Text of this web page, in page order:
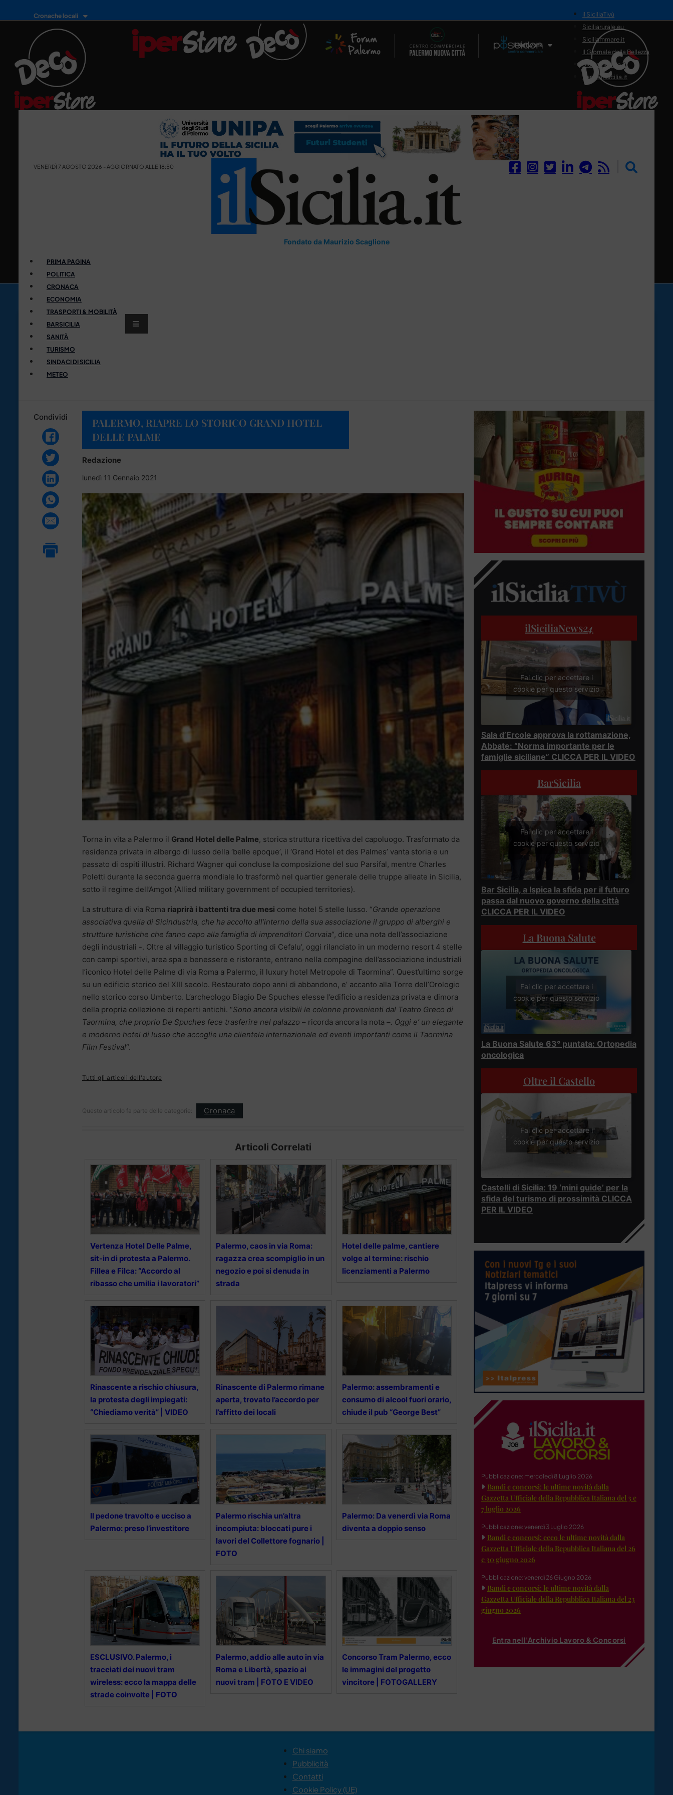
Cronache locali
Il Network
il SiciliaTivù
Siciliarurale.eu
Siciliammare.it
Il Giornale della Bellezza
Siciliamedica.it
Sanitainsicilia.it
VENERDÌ 7 AGOSTO 2026 - AGGIORNATO ALLE 18:50
Fondato da Maurizio Scaglione
PRIMA PAGINA
POLITICA
CRONACA
ECONOMIA
TRASPORTI & MOBILITÀ
BARSICILIA
SANITÀ
TURISMO
SINDACI DI SICILIA
METEO
Condividi
PALERMO, RIAPRE LO STORICO GRAND HOTEL
DELLE PALME
Redazione
lunedì 11 Gennaio 2021
Torna in vita a Palermo il Grand Hotel delle Palme, storica struttura ricettiva del capoluogo. Trasformato da
residenza privata in albergo di lusso della ‘belle epoque’, il ‘Grand Hotel et des Palmes’ vanta storia e un
passato di ospiti illustri. Richard Wagner qui concluse la composizione del suo Parsifal, mentre Charles
Poletti durante la seconda guerra mondiale lo trasformò nel quartier generale delle truppe alleate in Sicilia,
sotto il regime dell’Amgot (Allied military government of occupied territories).
La struttura di via Roma riaprirà i battenti tra due mesi come hotel 5 stelle lusso. “Grande operazione
associativa quella di Sicindustria, che ha accolto all’interno della sua associazione il gruppo di alberghi e
strutture turistiche che fanno capo alla famiglia di imprenditori Corvaia“, dice una nota dell’associazione
degli industriali -. Oltre al villaggio turistico Sporting di Cefalu’, oggi rilanciato in un moderno resort 4 stelle
con campi sportivi, area spa e benessere e ristorante, entrano nella compagine dell’associazione industriali
l’iconico Hotel delle Palme di via Roma a Palermo, il luxury hotel Metropole di Taormina”. Quest’ultimo sorge
su un edificio storico del XIII secolo. Restaurato dopo anni di abbandono, e’ accanto alla Torre dell’Orologio
nello storico corso Umberto. L’archeologo Biagio De Spuches elesse l’edificio a residenza privata e dimora
della propria collezione di reperti antichi. “Sono ancora visibili le colonne provenienti dal Teatro Greco di
Taormina, che proprio De Spuches fece trasferire nel palazzo – ricorda ancora la nota –. Oggi e’ un elegante
e moderno hotel di lusso che accoglie una clientela internazionale ed eventi importanti come il Taormina
Film Festival“.
Tutti gli articoli dell'autore
Questo articolo fa parte delle categorie: Cronaca
Articoli Correlati
Vertenza Hotel Delle Palme,
sit-in di protesta a Palermo.
Fillea e Filca: “Accordo al
ribasso che umilia i lavoratori”
Palermo, caos in via Roma:
ragazza crea scompiglio in un
negozio e poi si denuda in
strada
Hotel delle palme, cantiere
volge al termine: rischio
licenziamenti a Palermo
Rinascente a rischio chiusura,
la protesta degli impiegati:
“Chiediamo verità” | VIDEO
Rinascente di Palermo rimane
aperta, trovato l’accordo per
l’affitto dei locali
Palermo: assembramenti e
consumo di alcool fuori orario,
chiude il pub “George Best”
Il pedone travolto e ucciso a
Palermo: preso l’investitore
Palermo rischia un’altra
incompiuta: bloccati pure i
lavori del Collettore fognario |
FOTO
Palermo: Da venerdì via Roma
diventa a doppio senso
ESCLUSIVO. Palermo, i
tracciati dei nuovi tram
wireless: ecco la mappa delle
strade coinvolte | FOTO
Palermo, addio alle auto in via
Roma e Libertà, spazio ai
nuovi tram | FOTO E VIDEO
Concorso Tram Palermo, ecco
le immagini del progetto
vincitore | FOTOGALLERY
ilSiciliaNews24
Fai clic per accettare i
cookie per questo servizio
Sala d’Ercole approva la rottamazione,
Abbate: “Norma importante per le
famiglie siciliane” CLICCA PER IL VIDEO
BarSicilia
Fai clic per accettare i
cookie per questo servizio
Bar Sicilia, a Ispica la sfida per il futuro
passa dal nuovo governo della città
CLICCA PER IL VIDEO
La Buona Salute
Fai clic per accettare i
cookie per questo servizio
La Buona Salute 63° puntata: Ortopedia
oncologica
Oltre il Castello
Fai clic per accettare i
cookie per questo servizio
Castelli di Sicilia: 19 ‘mini guide’ per la
sfida del turismo di prossimità CLICCA
PER IL VIDEO
Pubblicazione: mercoledì 8 Luglio 2026
Bandi e concorsi: le ultime novità dalla
Gazzetta Ufficiale della Repubblica Italiana del 3 e
7 luglio 2026
Pubblicazione: venerdì 3 Luglio 2026
Bandi e concorsi: ecco le ultime novità dalla
Gazzetta Ufficiale della Repubblica Italiana del 26
e 30 giugno 2026
Pubblicazione: venerdì 26 Giugno 2026
Bandi e concorsi: le ultime novità dalla
Gazzetta Ufficiale della Repubblica Italiana del 23
giugno 2026
Entra nell'Archivio Lavoro & Concorsi
Chi siamo
Pubblicità
Contatti
Cookie Policy (UE)